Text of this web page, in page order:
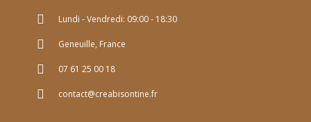
Lundi - Vendredi: 09:00 - 18:30
Geneuille, France
07 61 25 00 18
contact@creabisontine.fr